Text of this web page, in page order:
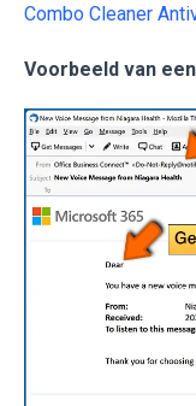
Combo Cleaner
Voorbeeld van